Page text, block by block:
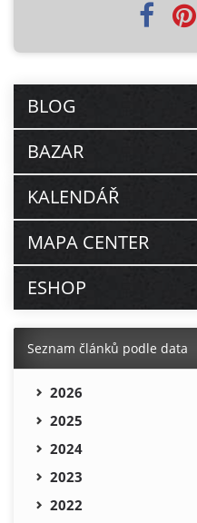
BLOG
BAZAR
KALENDÁŘ
MAPA CENTER
ESHOP
Seznam článků podle data
2026
2025
2024
2023
2022